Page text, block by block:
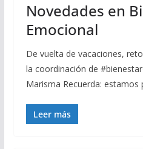
Novedades en
Emocional
De vuelta de vacaciones,
la coordinación de
Marisma Recuerda: estamos
Leer más